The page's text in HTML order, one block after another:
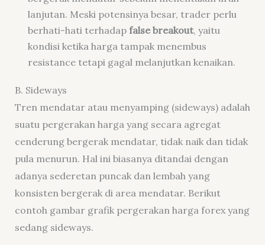
lanjutan. Meski potensinya besar, trader perlu
berhati-hati terhadap false breakout, yaitu
kondisi ketika harga tampak menembus
resistance tetapi gagal melanjutkan kenaikan.
B. Sideways
Tren mendatar atau menyamping (sideways) adalah
suatu pergerakan harga yang secara agregat
cenderung bergerak mendatar, tidak naik dan tidak
pula menurun. Hal ini biasanya ditandai dengan
adanya sederetan puncak dan lembah yang
konsisten bergerak di area mendatar. Berikut
contoh gambar grafik pergerakan harga forex yang
sedang sideways.